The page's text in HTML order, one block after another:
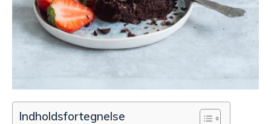
Indholdsfortegnelse